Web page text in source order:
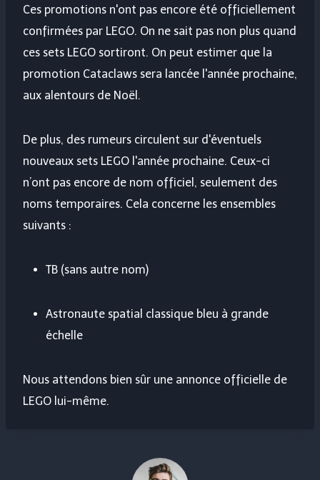
Ces promotions n'ont pas encore été officiellement
confirmées par LEGO. On ne sait pas non plus quand
ces sets LEGO sortiront. On peut estimer que la
promotion Cataclaws sera lancée l'année prochaine,
aux alentours de Noël.
De plus, des rumeurs circulent sur d'éventuels
nouveaux sets LEGO l'année prochaine. Ceux-ci
n’ont pas encore de nom officiel, seulement des
noms temporaires. Cela concerne les ensembles
suivants :
TB (sans autre nom)
Astronaute spatial classique bleu à grande
échelle
Nous attendons bien sûr une annonce officielle de
LEGO lui-même.